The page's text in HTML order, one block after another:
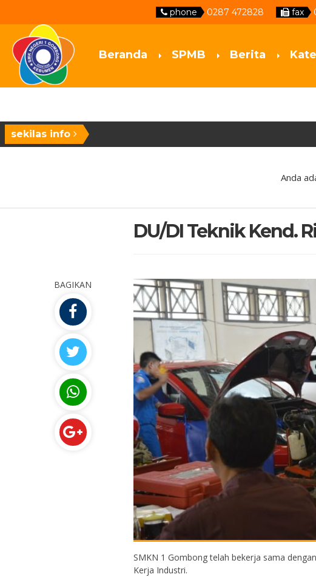
phone 0287 472828 fax
Beranda SPMB Berita
sekilas info 3 tahun
Anda
DU/DI Teknik Kend.
BAGIKAN
SMKN 1 Gombong telah bekerja sama
Kerja Industri.